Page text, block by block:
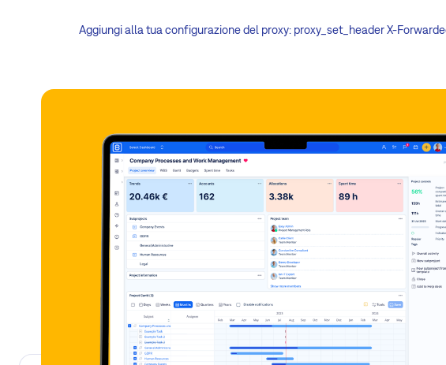
Aggiungi alla tua configurazione del proxy: proxy_set_header X-